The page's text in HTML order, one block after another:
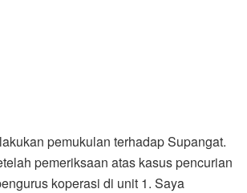
pemukulan terhadap Supangat.
pemeriksaan atas kasus pencurian
koperasi di unit 1. Saya